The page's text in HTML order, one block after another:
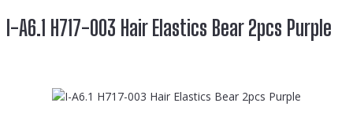
I-A6.1 H717-003 Hair Elastics Bear 2pcs Purple
Bildergalerie überspringen